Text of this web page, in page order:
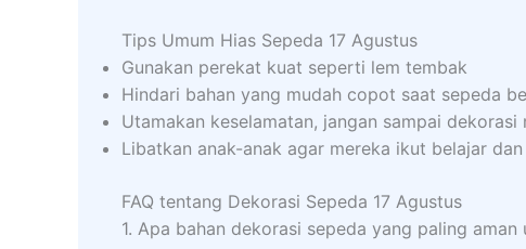
Tips Umum Hias Sepeda 17 Agustus
Gunakan perekat kuat seperti lem tembak
Hindari bahan yang mudah copot saat sepeda
Utamakan keselamatan, jangan sampai
Libatkan anak-anak agar mereka ikut belajar
FAQ tentang Dekorasi Sepeda 17 Agustus
1. Apa bahan dekorasi sepeda yang paling aman